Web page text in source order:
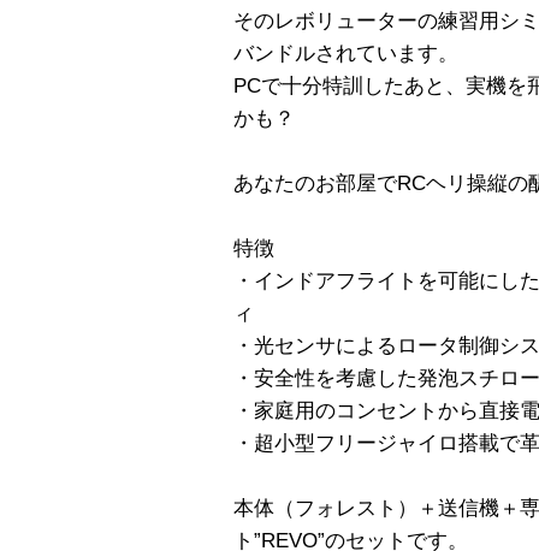
そのレボリューターの練習用シ
バンドルされています。
PCで十分特訓したあと、実機を
かも？
あなたのお部屋でRCヘリ操縦
特徴
・インドアフライトを可能にし
ィ
・光センサによるロータ制御シ
・安全性を考慮した発泡スチロ
・家庭用のコンセントから直接
・超小型フリージャイロ搭載で
本体（フォレスト）＋送信機＋
ト”REVO”のセットです。